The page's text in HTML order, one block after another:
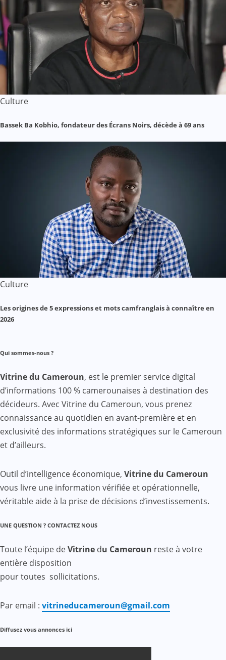
Culture
Bassek Ba Kobhio, fondateur des Écrans Noirs, décède à 69 ans
Culture
Les origines de 5 expressions et mots camfranglais à connaître en
2026
Qui sommes-nous ?
Vitrine du Cameroun, est le premier service digital
d’informations 100 % camerounaises à destination des
décideurs. Avec Vitrine du Cameroun, vous prenez
connaissance au quotidien en avant-première et en
exclusivité des informations stratégiques sur le Cameroun
et d’ailleurs.
Outil d’intelligence économique, Vitrine du Cameroun
vous livre une information vérifiée et opérationnelle,
véritable aide à la prise de décisions d’investissements.
UNE QUESTION ? CONTACTEZ NOUS
Toute l’équipe deVitrine du Cameroun reste à votre
entière disposition
pour toutes sollicitations.
Par email : vitrineducameroun@gmail.com
Diffusez vous annonces ici